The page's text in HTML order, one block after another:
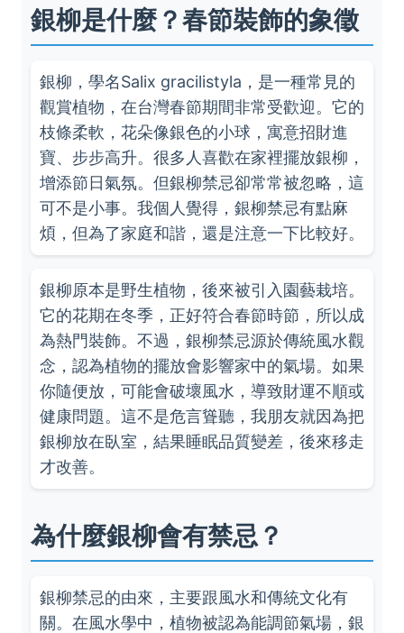
銀柳是什麼？春節裝飾的象徵
銀柳，學名Salix gracilistyla，是一種常見的
觀賞植物，在台灣春節期間非常受歡迎。它的
枝條柔軟，花朵像銀色的小球，寓意招財進
寶、步步高升。很多人喜歡在家裡擺放銀柳，
增添節日氣氛。但銀柳禁忌卻常常被忽略，這
可不是小事。我個人覺得，銀柳禁忌有點麻
煩，但為了家庭和諧，還是注意一下比較好。
銀柳原本是野生植物，後來被引入園藝栽培。
它的花期在冬季，正好符合春節時節，所以成
為熱門裝飾。不過，銀柳禁忌源於傳統風水觀
念，認為植物的擺放會影響家中的氣場。如果
你隨便放，可能會破壞風水，導致財運不順或
健康問題。這不是危言聳聽，我朋友就因為把
銀柳放在臥室，結果睡眠品質變差，後來移走
才改善。
為什麼銀柳會有禁忌？
銀柳禁忌的由來，主要跟風水和傳統文化有
關。在風水學中，植物被認為能調節氣場，銀